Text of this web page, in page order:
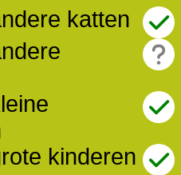
katten
kinderen